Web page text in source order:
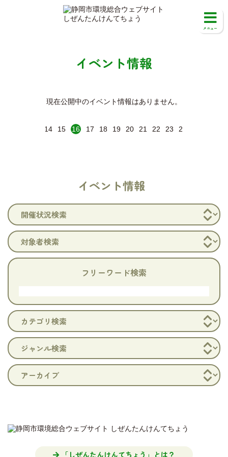
イベント情報
現在公開中のイベント情報はありません。
14 15 16 17 18 19 20 21 22 23 24
イベント情報
フリーワード検索
「しぜんたんけんてちょう」とは？